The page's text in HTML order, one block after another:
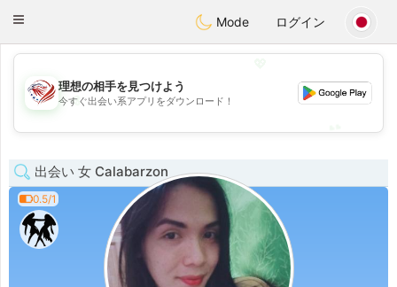
StatesDating
Toggle
Mode ログイン
💖
💕
理想の相手を見つけよう
今すぐ出会い系アプリをダウンロード！
出会い 女 Calabarzon
0.5/1